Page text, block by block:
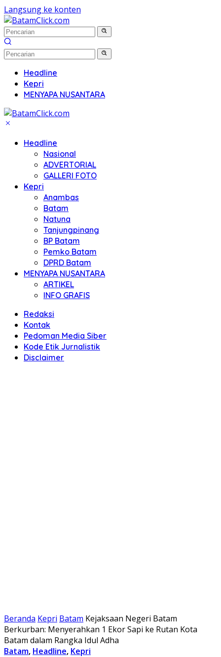
Langsung ke konten
Headline
Kepri
MENYAPA NUSANTARA
Headline
Nasional
ADVERTORIAL
GALLERI FOTO
Kepri
Anambas
Batam
Natuna
Tanjungpinang
BP Batam
Pemko Batam
DPRD Batam
MENYAPA NUSANTARA
ARTIKEL
INFO GRAFIS
Redaksi
Kontak
Pedoman Media Siber
Kode Etik Jurnalistik
Disclaimer
Beranda Kepri Batam Kejaksaan Negeri Batam
Berkurban: Menyerahkan 1 Ekor Sapi ke Rutan Kota
Batam dalam Rangka Idul Adha
Batam, Headline, Kepri